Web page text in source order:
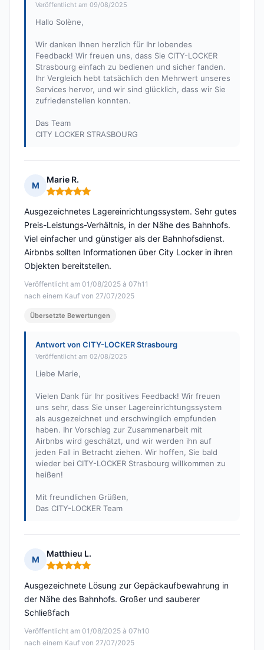
Veröffentlicht am 09/08/2025
Hallo Solène,
Wir danken Ihnen herzlich für Ihr lobendes
Feedback! Wir freuen uns, dass Sie CITY-LOCKER
Strasbourg einfach zu bedienen und sicher fanden.
Ihr Vergleich hebt tatsächlich den Mehrwert unseres
Services hervor, und wir sind glücklich, dass wir Sie
zufriedenstellen konnten.
Das Team
CITY LOCKER STRASBOURG
M
Marie R.
Hinweis: 5 von 5
Veröffentlicht am 01/08/2025 à 07h11
nach einem Kauf von 27/07/2025
Ausgezeichnetes Lagereinrichtungssystem. Sehr gutes
Preis-Leistungs-Verhältnis, in der Nähe des Bahnhofs.
Viel einfacher und günstiger als der Bahnhofsdienst.
Airbnbs sollten Informationen über City Locker in ihren
Objekten bereitstellen.
Übersetzte Bewertungen
Antwort von CITY-LOCKER Strasbourg
Veröffentlicht am 02/08/2025
Liebe Marie,
Vielen Dank für Ihr positives Feedback! Wir freuen
uns sehr, dass Sie unser Lagereinrichtungssystem
als ausgezeichnet und erschwinglich empfunden
haben. Ihr Vorschlag zur Zusammenarbeit mit
Airbnbs wird geschätzt, und wir werden ihn auf
jeden Fall in Betracht ziehen. Wir hoffen, Sie bald
wieder bei CITY-LOCKER Strasbourg willkommen zu
heißen!
Mit freundlichen Grüßen,
Das CITY-LOCKER Team
M
Matthieu L.
Hinweis: 5 von 5
Veröffentlicht am 01/08/2025 à 07h10
nach einem Kauf von 27/07/2025
Ausgezeichnete Lösung zur Gepäckaufbewahrung in
der Nähe des Bahnhofs. Großer und sauberer
Schließfach